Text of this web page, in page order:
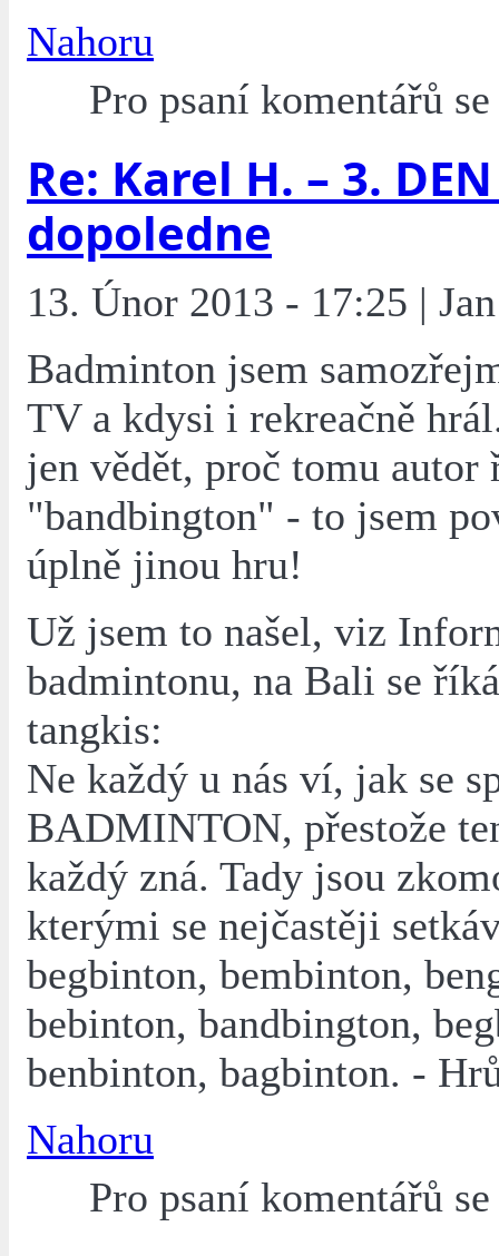
Nahoru
Pro psaní komentářů
Re: Karel H. – 3.
dopoledne
13. Únor 2013 - 17:25 |
Badminton jsem
TV a kdysi i rekreačně
jen vědět, proč tomu autor
"bandbington" - to jsem
úplně jinou hru!
Už jsem to našel, viz
badmintonu, na Bali se
tangkis:
Ne každý u nás ví, jak se
BADMINTON, přestože
každý zná. Tady jsou
kterými se nejčastěji
begbinton, bembinton,
bebinton, bandbington,
benbinton, bagbinton. -
Nahoru
Pro psaní komentářů